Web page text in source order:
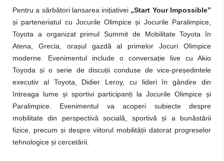
Pentru a sărbători lansarea inițiativei „Start Your Impossible”
și parteneriatul cu Jocurile Olimpice și Jocurile Paralimpice,
Toyota a organizat primul Summit de Mobilitate Toyota în
Atena, Grecia, orașul gazdă al primelor Jocuri Olimpice
moderne. Evenimentul include o conversație live cu Akio
Toyoda și o serie de discuții conduse de vice-președintele
executiv al Toyota, Didier Leroy, cu lideri în gândire din
întreaga lume și sportivi participanți la Jocurile Olimpice și
Paralimpice. Evenimentul va acoperi subiecte despre
mobilitate din perspectivă socială, sportivă și a bunăstării
fizice, precum și despre viitorul mobilității datorat progreselor
tehnologice și cercetării.